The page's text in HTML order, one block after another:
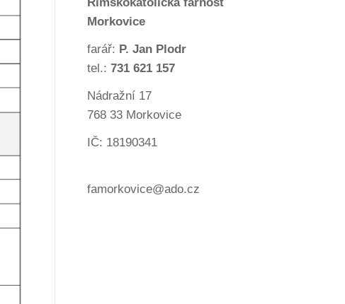
Morkovice
farář: P. Jan Plodr
tel.: 731 621 157
Nádražní 17
768 33 Morkovice
IČ: 18190341
famorkovice@ado.cz